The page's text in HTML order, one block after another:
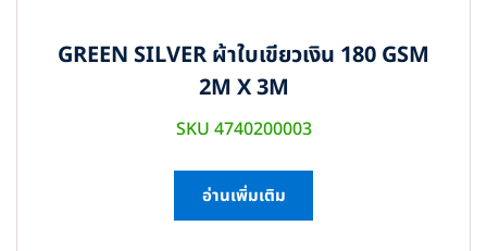
GREEN SILVER ผ้าใบเขียวเงิน 180 GSM
2M X 3M
SKU 4740200003
อ่านเพิ่มเติม